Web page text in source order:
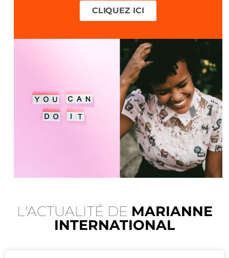
CLIQUEZ ICI
L'ACTUALITÉ DE MARIANNE
INTERNATIONAL